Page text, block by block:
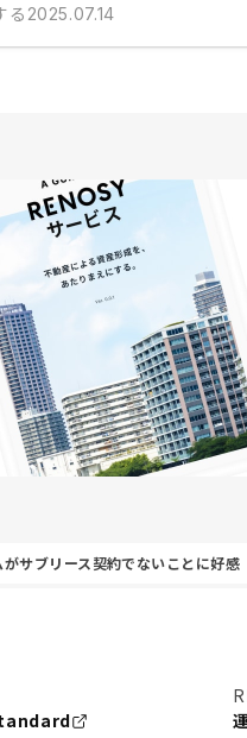
る 2025.07.14
サブリース契約でないことに好感